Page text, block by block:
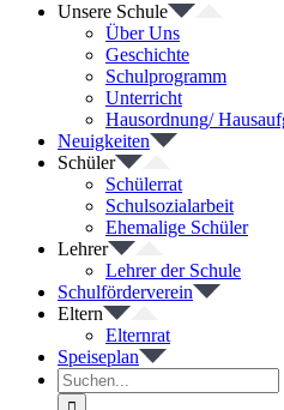
Unsere Schule
Über Uns
Geschichte
Schulprogramm
Unterricht
Hausordnung/
Neuigkeiten
Schüler
Schülerrat
Schulsozialarbeit
Ehemalige Schüler
Lehrer
Lehrer der Schule
Schulförderverein
Eltern
Elternrat
Speiseplan
Suche
nach: